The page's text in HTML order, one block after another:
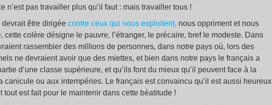
n’est pas travailler plus qu’il faut : mais travailler tous !
être dirigée contre ceux qui nous exploitent, nous oppriment et nous
cette colère désigne le pauvre, l’étranger, le précaire, bref le modeste. Dans
rassembler des millions de personnes, dans notre pays où, lors des
ne devraient avoir que des miettes, et bien dans notre pays le français a
d’une classe supérieure, et qu’ils font du mieux qu’il peuvent face à la
canicule ou aux intempéries. Le français est convaincu qu’il est aussi heureux
tout est fait pour le maintenir dans cette béatitude !